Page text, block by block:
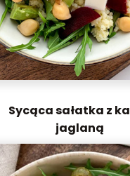
Sycąca sałatka z
jaglaną